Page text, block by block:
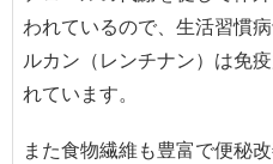
われているので、生活習慣
ルカン（レンチナン）は免
れています。
また食物繊維も豊富で便秘